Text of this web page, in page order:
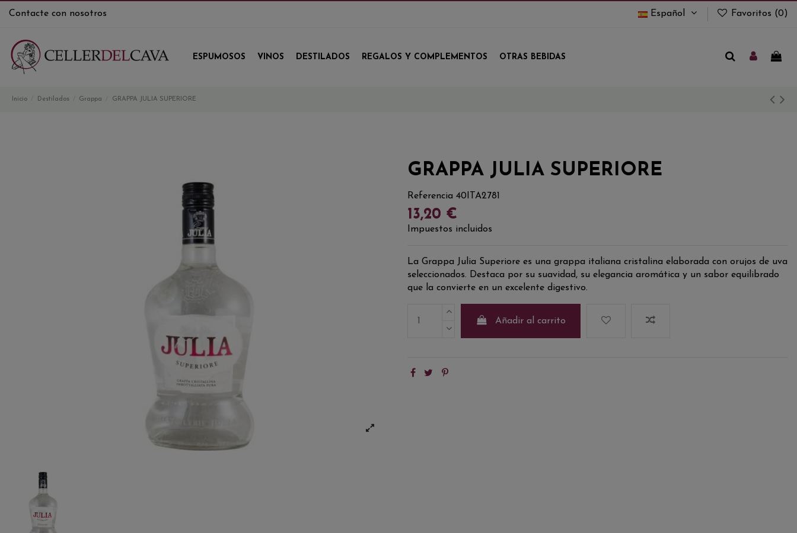
Contacte con nosotros Español Favoritos (0)
ESPUMOSOS VINOS DESTILADOS REGALOS Y COMPLEMENTOS OTRAS BEBIDAS
Inicio Destilados Grappa GRAPPA JULIA SUPERIORE
GRAPPA JULIA SUPERIORE
Referencia 40ITA2781
13,20 €
Impuestos incluidos
La Grappa Julia Superiore es una grappa italiana cristalina elaborada con orujos de uva
seleccionados. Destaca por su suavidad, su elegancia aromática y un sabor equilibrado
que la convierte en un excelente digestivo.
Añadir al carrito